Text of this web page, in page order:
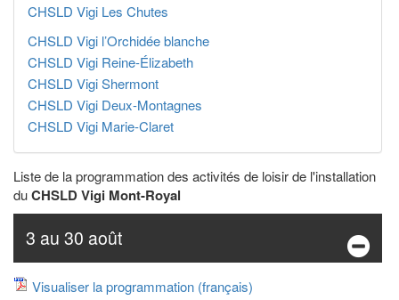
CHSLD Vigi Les Chutes
CHSLD Vigi l’Orchidée blanche
CHSLD Vigi Reine-Élizabeth
CHSLD Vigi Shermont
CHSLD Vigi Deux-Montagnes
CHSLD Vigi Marie-Claret
Liste de la programmation des activités de loisir de l'installation
duCHSLD Vigi Mont-Royal
3 au 30 août
Visualiser la programmation (français)